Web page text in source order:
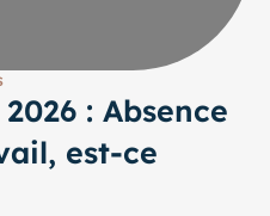
: Absence
est-ce